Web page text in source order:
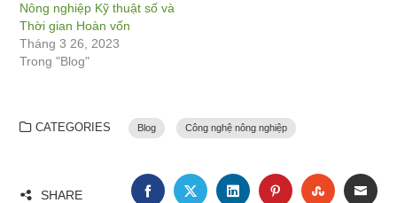
Nông nghiệp Kỹ thuật số và
Thời gian Hoàn vốn
Tháng 3 26, 2023
Trong "Blog"
CATEGORIES Blog Công nghệ nông nghiệp
SHARE FACEBOOKTWITTERLINKEDINPINTEREST